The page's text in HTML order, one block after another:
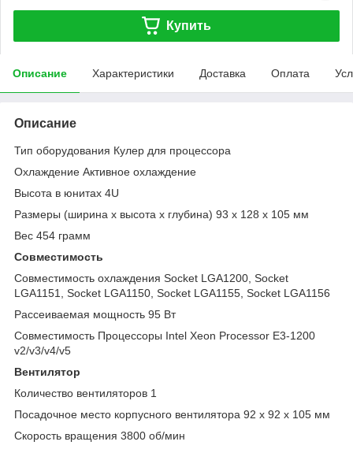
Купить
Описание Характеристики Доставка Оплата
Описание
Тип оборудования Кулер для процессора
Охлаждение Активное охлаждение
Высота в юнитах 4U
Размеры (ширина x высота x глубина) 93 x 128 x 105 мм
Вес 454 грамм
Совместимость
Совместимость охлаждения Socket LGA1200, Socket
LGA1151, Socket LGA1150, Socket LGA1155, Socket LGA1156
Рассеиваемая мощность 95 Вт
Совместимость Процессоры Intel Xeon Processor E3-1200
v2/v3/v4/v5
Вентилятор
Количество вентиляторов 1
Посадочное место корпусного вентилятора 92 x 92 x 105 мм
Скорость вращения 3800 об/мин